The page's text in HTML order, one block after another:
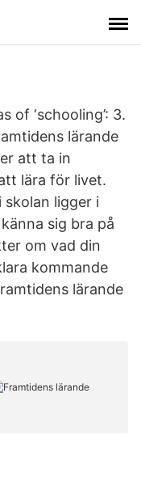
of ‘schooling’: 3.
lärande
att ta in
lära för livet.
ligger i
sig bra på
om vad din
kommande
lärande